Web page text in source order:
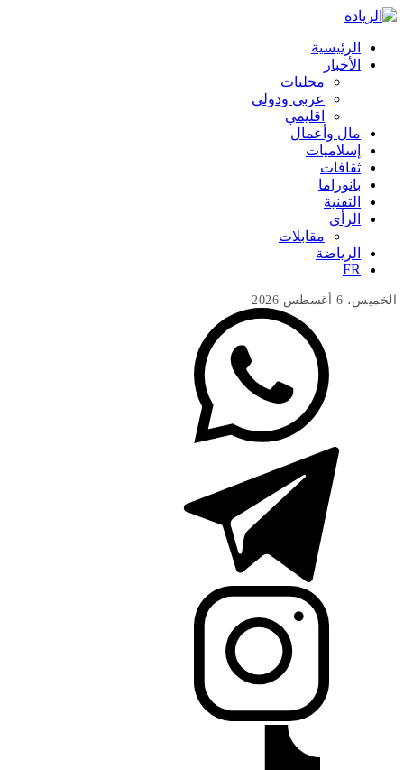
الرئيسية
الأخبار
محليات
عربي ودولي
اقليمي
مال وأعمال
إسلاميات
ثقافات
بانوراما
التقنية
الرأي
مقابلات
الرياضة
FR
الخميس، 6 أغسطس 2026